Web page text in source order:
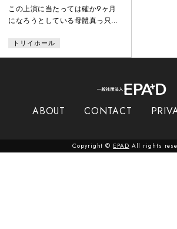
この上演に当たっては確か9ヶ月
になろうとしている母體真っ只
れそのものをどう作品にするかの
試みがこの公演の醍醐味だった。
う目論見に向かっており、育もう
意志が、闘いながら交錯して出来
トリイホール
ABOUT CONTACT
Copyright © EPAD All rights